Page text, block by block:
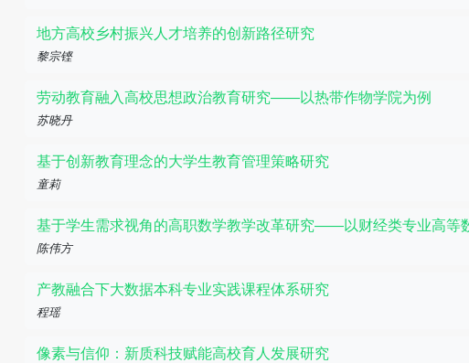
地方高校乡村振兴人才培养的创新路径研究
黎宗铿
劳动教育融入高校思想政治教育研究——以热带作物学院为例
苏晓丹
基于创新教育理念的大学生教育管理策略研究
童莉
基于学生需求视角的高职数学教学改革研究——以财经类专业高等
陈伟方
产教融合下大数据本科专业实践课程体系研究
程瑶
像素与信仰：新质科技赋能高校育人发展研究